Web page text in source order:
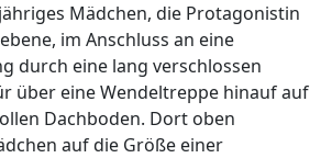
Mädchen, die Protagonistin
im Anschluss an eine
durch eine lang verschlossen
über eine Wendeltreppe hinauf auf
Dachboden. Dort oben
auf die Größe einer